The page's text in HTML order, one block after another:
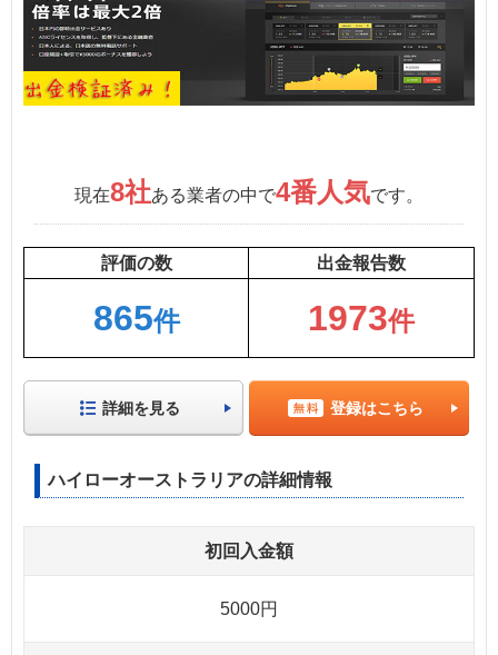
現在8社ある業者の中で4番人気です。
評価の数 出金報告数
865件 1973件
詳細を見る 登録はこちら
ハイローオーストラリアの詳細情報
初回入金額
5000円